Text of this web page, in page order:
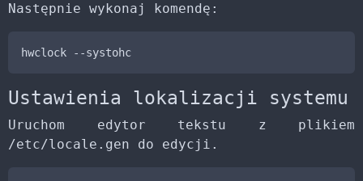
Następnie wykonaj komendę:
hwclock --systohc
Ustawienia lokalizacji systemu
Uruchom edytor tekstu z plikiem
/etc/locale.gen do edycji.